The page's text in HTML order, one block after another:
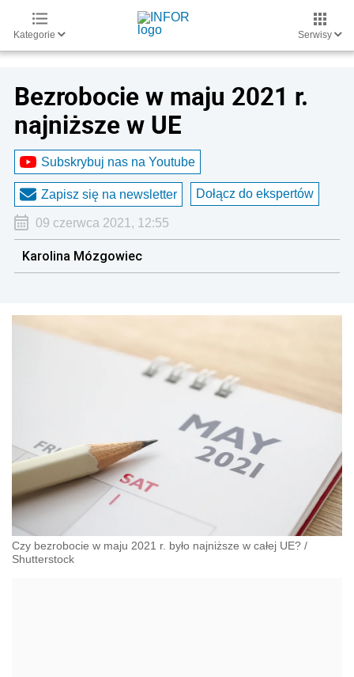
Kategorie Serwisy
Bezrobocie w maju 2021 r.
najniższe w UE
Subskrybuj nas na Youtube
Zapisz się na newsletter Dołącz do ekspertów
09 czerwca 2021, 12:55
Karolina Mózgowiec
Czy bezrobocie w maju 2021 r. było najniższe w całej UE? /
Shutterstock